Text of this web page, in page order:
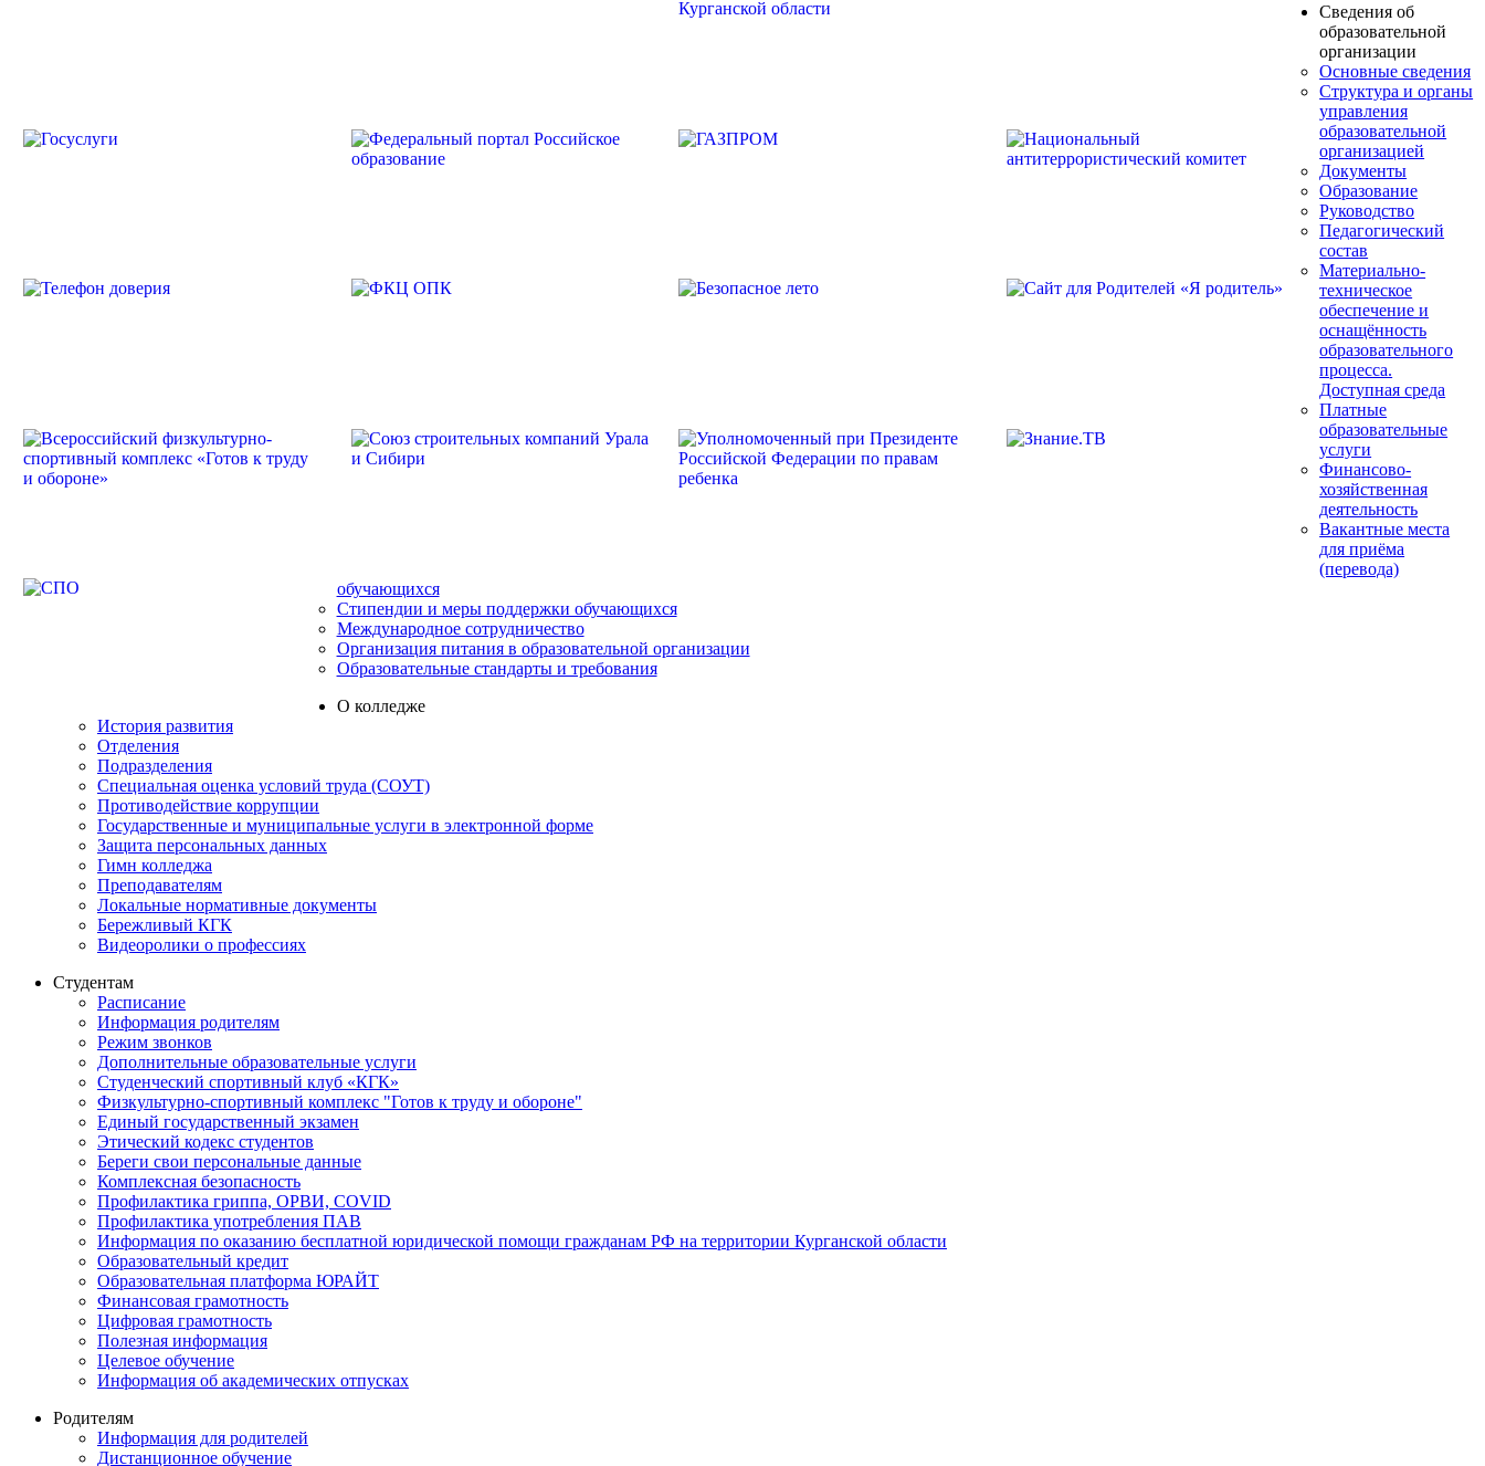
Сведения об
образовательной
организации
Основные сведения
Структура и органы
управления
образовательной
организацией
Документы
Образование
Руководство
Педагогический
состав
Материально-
техническое
обеспечение и
оснащённость
образовательного
процесса.
Доступная среда
Платные
образовательные
услуги
Финансово-
хозяйственная
деятельность
Вакантные места
для приёма
(перевода)
обучающихся
Стипендии и меры поддержки обучающихся
Международное сотрудничество
Организация питания в образовательной организации
Образовательные стандарты и требования
О колледже
История развития
Отделения
Подразделения
Специальная оценка условий труда (СОУТ)
Противодействие коррупции
Государственные и муниципальные услуги в электронной форме
Защита персональных данных
Гимн колледжа
Преподавателям
Локальные нормативные документы
Бережливый КГК
Видеоролики о профессиях
Студентам
Расписание
Информация родителям
Режим звонков
Дополнительные образовательные услуги
Студенческий спортивный клуб «КГК»
Физкультурно-спортивный комплекс "Готов к труду и обороне"
Единый государственный экзамен
Этический кодекс студентов
Береги свои персональные данные
Комплексная безопасность
Профилактика гриппа, ОРВИ, COVID
Профилактика употребления ПАВ
Информация по оказанию бесплатной юридической помощи гражданам РФ на территории Курганской области
Образовательный кредит
Образовательная платформа ЮРАЙТ
Финансовая грамотность
Цифровая грамотность
Полезная информация
Целевое обучение
Информация об академических отпусках
Родителям
Информация для родителей
Дистанционное обучение